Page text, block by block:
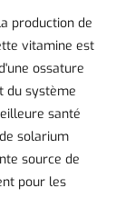
production de
vitamine est
ossature
du système
santé
solarium
source de
pour les